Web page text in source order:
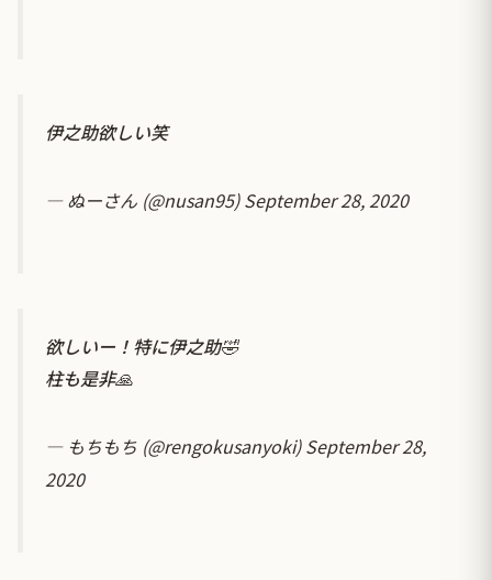
伊之助欲しい笑
— ぬーさん (@nusan95)September 28, 2020
欲しいー！特に伊之助🤣
柱も是非🙏
— もちもち (@rengokusanyoki)September 28,
2020